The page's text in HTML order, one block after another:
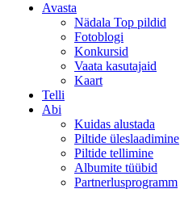
Avasta
Nädala Top pildid
Fotoblogi
Konkursid
Vaata kasutajaid
Kaart
Telli
Abi
Kuidas alustada
Piltide üleslaadimine
Piltide tellimine
Albumite tüübid
Partnerlusprogramm